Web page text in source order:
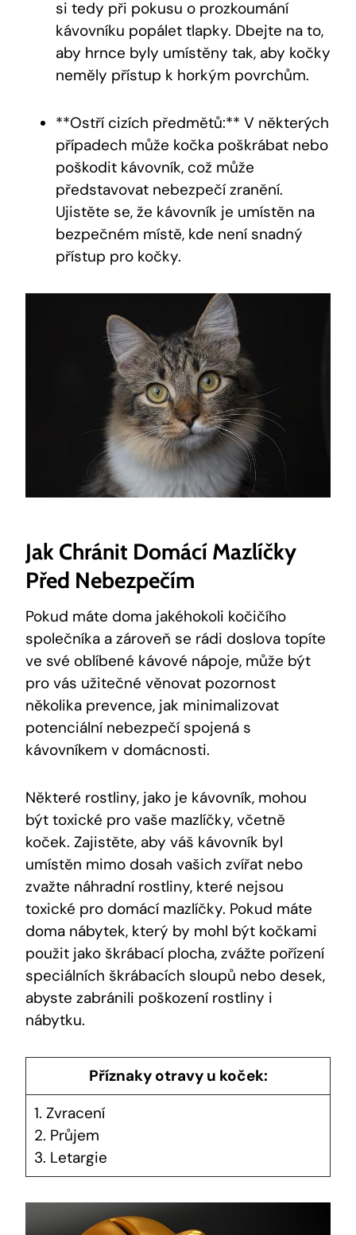
si tedy při pokusu o prozkoumání
kávovníku popálet tlapky. Dbejte na to,
aby hrnce byly umístěny tak, aby kočky
neměly přístup k horkým povrchům.
**Ostří cizích předmětů:** V některých
případech může kočka poškrábat nebo
poškodit kávovník, což může
představovat nebezpečí zranění.
Ujistěte se, že kávovník je umístěn na
bezpečném místě, kde není snadný
přístup pro kočky.
Jak Chránit Domácí Mazlíčky
Před Nebezpečím
Pokud máte doma jakéhokoli kočičího
společníka a zároveň se rádi doslova topíte
ve své oblíbené kávové nápoje, může být
pro vás užitečné věnovat pozornost
několika prevence, jak minimalizovat
potenciální nebezpečí spojená s
kávovníkem v domácnosti.
Některé rostliny, jako je kávovník, mohou
být toxické pro vaše mazlíčky, včetně
koček. Zajistěte, aby váš kávovník byl
umístěn mimo dosah vašich zvířat nebo
zvažte náhradní rostliny, které nejsou
toxické pro domácí mazlíčky. Pokud máte
doma nábytek, který by mohl být kočkami
použit jako škrábací plocha, zvážte pořízení
speciálních škrábacích sloupů nebo desek,
abyste zabránili poškození rostliny i
nábytku.
Příznaky otravy u koček:
1. Zvracení
2. Průjem
3. Letargie